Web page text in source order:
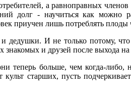
а равноправных
долг - научиться как можно
приучен лишь потреблять
И не только потому,
и друзей после выхода
теперь больше, чем когда-
старших, пусть